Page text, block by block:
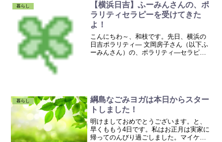
暮らし
【横浜日吉】ふーみんさんの、ポ
ラリティセラピーを受けてきた
よ！
こんにちわ～、和枝です。先日、横浜の
日吉ポラリティ― 文岡房子さん（以下ふ
ーみんさん）の、ポラリティ―セラピー
暮らし
綱島なごみヨガは本日からスター
トしました！
明けましておめでとうございます。と、
早くももう4日です。私はお正月は実家に
帰ってのんびり過ごしました。マイケ